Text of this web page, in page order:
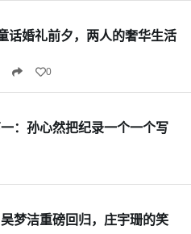
话婚礼前夕，两人的奢华生活
0
：孙心然把纪录一个一个写
梦洁重磅回归，庄宇珊的笑